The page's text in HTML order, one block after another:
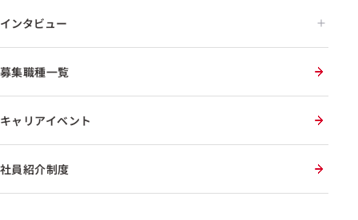
インタビュー
募集職種一覧
キャリアイベント
社員紹介制度